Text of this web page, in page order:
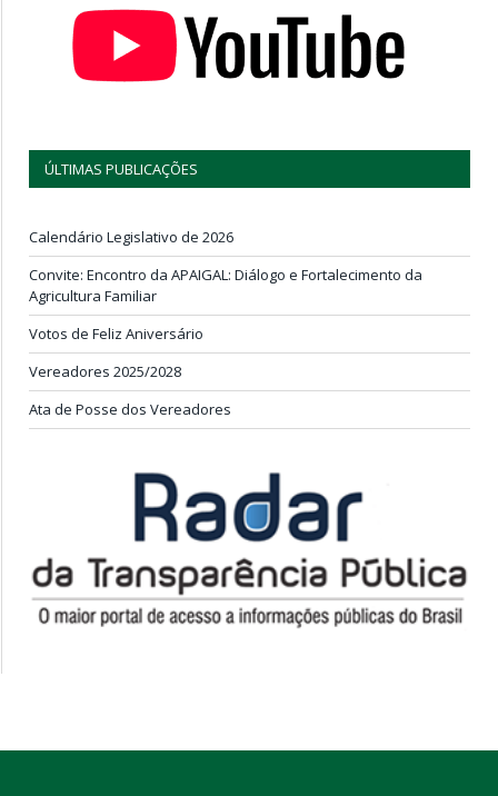
ÚLTIMAS PUBLICAÇÕES
Calendário Legislativo de 2026
Convite: Encontro da APAIGAL: Diálogo e Fortalecimento da
Agricultura Familiar
Votos de Feliz Aniversário
Vereadores 2025/2028
Ata de Posse dos Vereadores